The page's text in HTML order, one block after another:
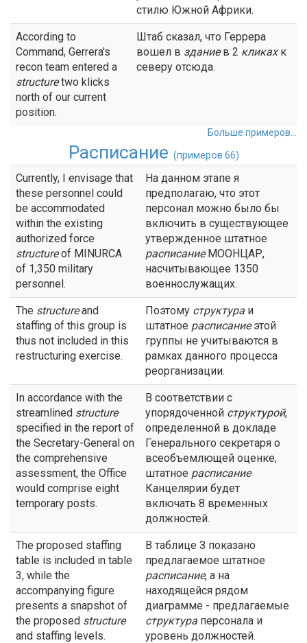
стилю Южной Африки.
According to
Command, Gerrera's
recon team entered a
structuretwo klicks
north of our current
position.
Штаб сказал, что Геррера
вошел в зданиев 2 кликахк
северу отсюда.
Больше примеров...
Расписание (примеров 66)
Currently, I envisage that
these personnel could
be accommodated
within the existing
authorized force
structureof MINURCA
of 1,350 military
personnel.
На данном этапе я
предполагаю, что этот
персонал можно было бы
включить в существующее
утвержденное штатное
расписаниеМООНЦАР,
насчитывающее 1350
военнослужащих.
The structureand
staffing of this group is
thus not included in this
restructuring exercise.
Поэтому структура и
штатное расписаниеэтой
группы не учитываются в
рамках данного процесса
реорганизации.
In accordance with the
streamlined structure
specified in the report of
the Secretary-General on
the comprehensive
assessment, the Office
would comprise eight
temporary posts.
В соответствии с
упорядоченной структурой,
определенной в докладе
Генерального секретаря о
всеобъемлющей оценке,
штатное расписание
Канцелярии будет
включать 8 временных
должностей.
The proposed staffing
table is included in table
3, while the
accompanying figure
presents a snapshot of
the proposed structure
and staffing levels.
В таблице З показано
предлагаемое штатное
расписание, а на
находящейся рядом
диаграмме - предлагаемые
структура персонала и
уровень должностей.